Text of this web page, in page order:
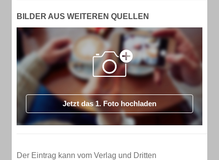
BILDER AUS WEITEREN QUELLEN
Jetzt das 1. Foto hochladen
Der Eintrag kann vom Verlag und Dritten